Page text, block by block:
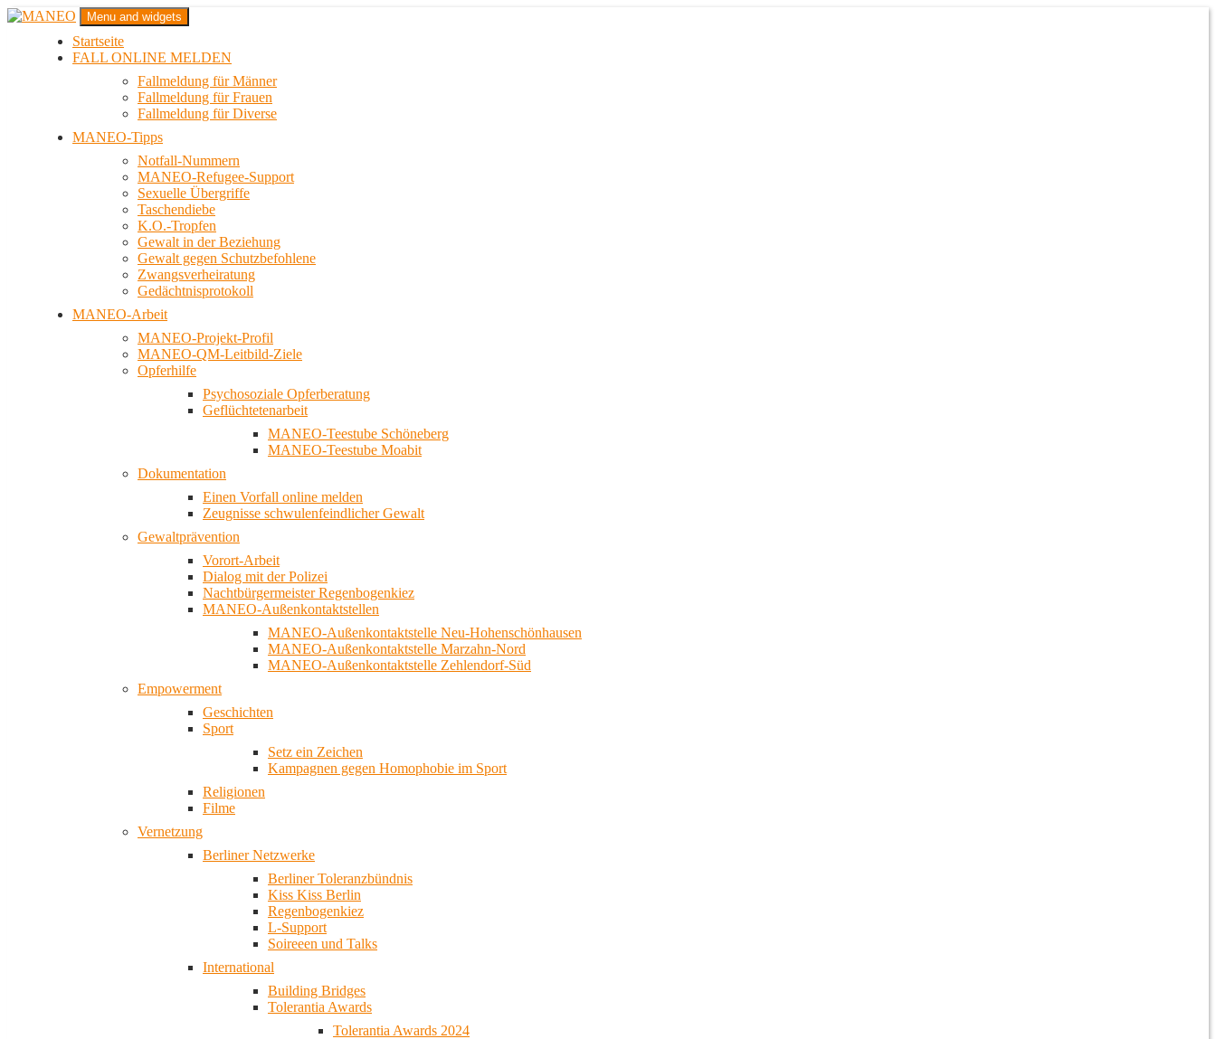
Zum
MANEO
Das schwule Anti-Gewalt-Projekt in Berlin
Menu and widgets
Startseite
FALL ONLINE MELDEN
Fallmeldung für Männer
Fallmeldung für Frauen
Fallmeldung für Diverse
MANEO-Tipps
Notfall-Nummern
MANEO-Refugee-Support
Sexuelle Übergriffe
Taschendiebe
K.O.-Tropfen
Gewalt in der Beziehung
Gewalt gegen Schutzbefohlene
Zwangsverheiratung
Gedächtnisprotokoll
MANEO-Arbeit
MANEO-Projekt-Profil
MANEO-QM-Leitbild-Ziele
Opferhilfe
Psychosoziale Opferberatung
Geflüchtetenarbeit
MANEO-Teestube Schöneberg
MANEO-Teestube Moabit
Dokumentation
Einen Vorfall online melden
Zeugnisse schwulenfeindlicher Gewalt
Gewaltprävention
Vorort-Arbeit
Dialog mit der Polizei
Nachtbürgermeister Regenbogenkiez
MANEO-Außenkontaktstellen
MANEO-Außenkontaktstelle Neu-Hohenschönhausen
MANEO-Außenkontaktstelle Marzahn-Nord
MANEO-Außenkontaktstelle Zehlendorf-Süd
Empowerment
Geschichten
Sport
Setz ein Zeichen
Kampagnen gegen Homophobie im Sport
Religionen
Filme
Vernetzung
Berliner Netzwerke
Berliner Toleranzbündnis
Kiss Kiss Berlin
Regenbogenkiez
L-Support
Soireeen und Talks
International
Building Bridges
Tolerantia Awards
Tolerantia Awards 2024